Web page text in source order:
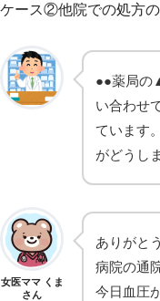
ケース②他院での処方
●●薬局の
い合わせ
ています
がどうし
女医ママ くま
さん
ありがと
病院の通
今日血圧